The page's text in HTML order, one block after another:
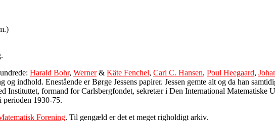
Harald Bohr, Werner& Käte Fenchel, Carl C. Hansen, Poul Heegaard,
og indhold. Enestående er Børge Jessens papirer. Jessen gemte alt og da han
Instituttet, formand for Carlsbergfondet, sekretær i Den International Matematiske
perioden 1930-75.
Forening. Til gengæld er det et meget righoldigt arkiv.